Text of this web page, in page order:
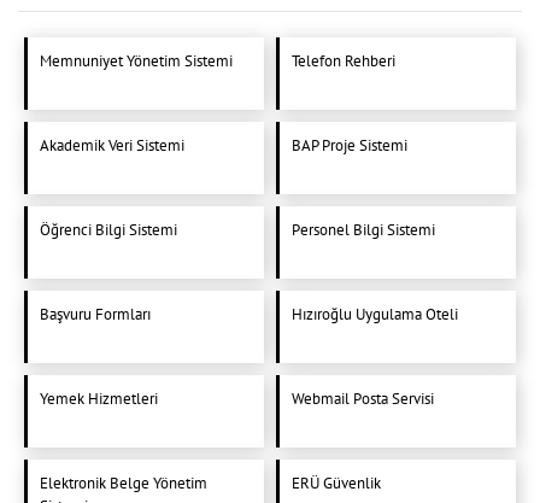
Memnuniyet Yönetim Sistemi Telefon Rehberi
Akademik Veri Sistemi BAP Proje Sistemi
Öğrenci Bilgi Sistemi Personel Bilgi Sistemi
Başvuru Formları Hızıroğlu Uygulama Oteli
Yemek Hizmetleri Webmail Posta Servisi
Elektronik Belge Yönetim
ERÜ Güvenlik